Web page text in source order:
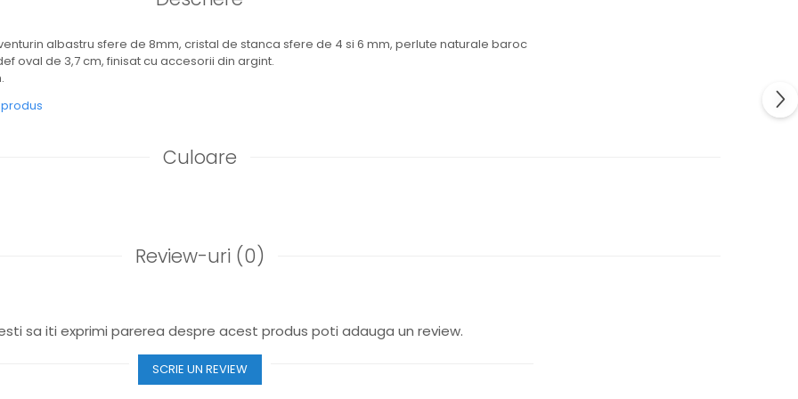
albastru sfere de 8mm, cristal de stanca sfere de 4 si 6 mm, perlute naturale baroc
oval de 3,7 cm, finisat cu accesorii din argint.
Culoare
Review-uri (0)
sa iti exprimi parerea despre acest produs poti adauga un review.
SCRIE UN REVIEW